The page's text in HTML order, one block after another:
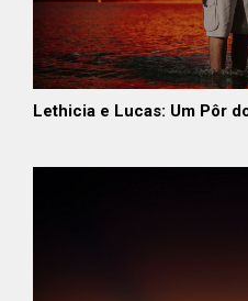
Lethicia e Lucas: Um Pôr